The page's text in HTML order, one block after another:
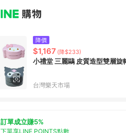
降價
$1,167 (降$233)
小禮堂 三麗鷗 皮質造型雙層
台灣樂天市場
訂單成立賺5%
下單享LINE POINTS點數